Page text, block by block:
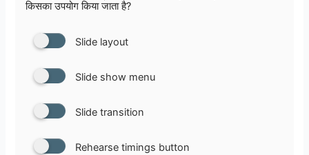
किसका उपयोग किया जाता है?
Slide layout
Slide show menu
Slide transition
Rehearse timings button